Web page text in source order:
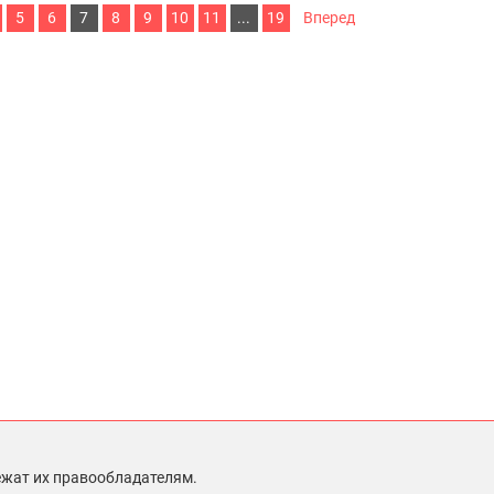
5 6 7 8 9 10 11 ... 19 Вперед
их правообладателям.